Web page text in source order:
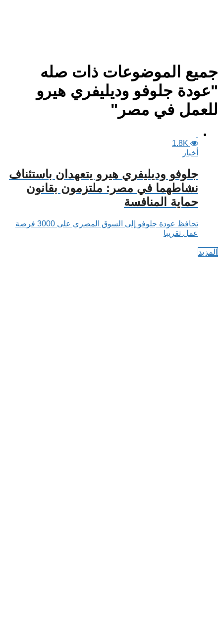
جميع الموضوعات ذات صله
"عودة جلوفو وديليفري هيرو
للعمل في مصر"
1.8K
أخبار
جلوفو وديليفري هيرو يتعهدان باستئناف
نشاطهما في مصر: ملتزمون بقانون
حماية المنافسة
تحافظ عودة جلوفو إلى السوق المصري على 3000 فرصة
عمل تقريبا
المزيد